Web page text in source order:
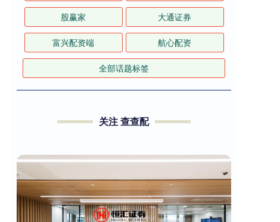
股赢家 大通证券
富兴配资端 航心配资
全部话题标签
关注 查查配